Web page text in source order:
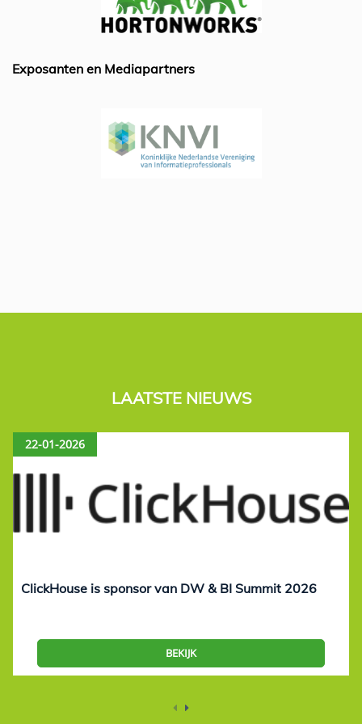
k
p
p
Exposanten en Mediapartners
LAATSTE NIEUWS
22-01-2026
ClickHouse is sponsor van DW & BI Summit 2026
BEKIJK